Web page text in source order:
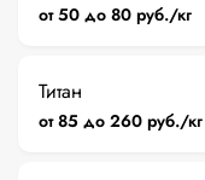
от 50 до 80 руб./кг
Титан
от 85 до 260 руб./кг